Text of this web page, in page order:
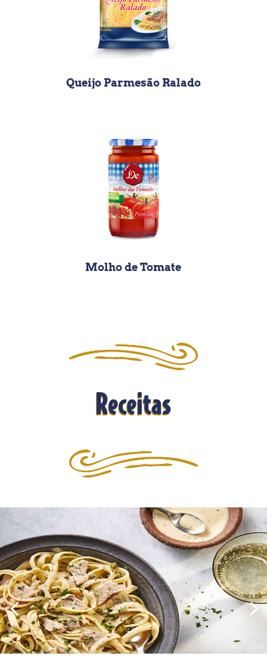
Queijo Parmesão Ralado
Molho de Tomate
Receitas